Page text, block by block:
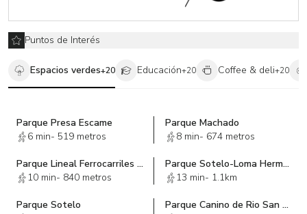
La ubicación de esta propiedad es inmejorable. Polanco es
conocido como uno de los barrios más exclusivos y prestigiosos
de la Ciudad de México. Rodeado de boutiques de lujo,
restaurantes de renombre y una amplia oferta cultural, vivir o
trabajar en Polanco es sinónimo de estilo y distinción.
No pierda la oportunidad de adquirir esta propiedad única en
considerando todas las características y beneficios que ofrece.
¡Contáctenos hoy mismo para programar una visita y descubra
todo lo que esta propiedad tiene para ofrecerle!
Puntos de Interés
Espacios verdes+20 Educación+20 Coffee & deli+20
Parque Presa Escame
6 min- 519 metros
Parque Machado
8 min- 674 metros
Parque Lineal Ferrocarriles de Cuernavaca
10 min- 840 metros
Parque Sotelo-Loma Hermosa
13 min- 1.1km
Parque Sotelo
Parque Canino de Rio San Joaquín